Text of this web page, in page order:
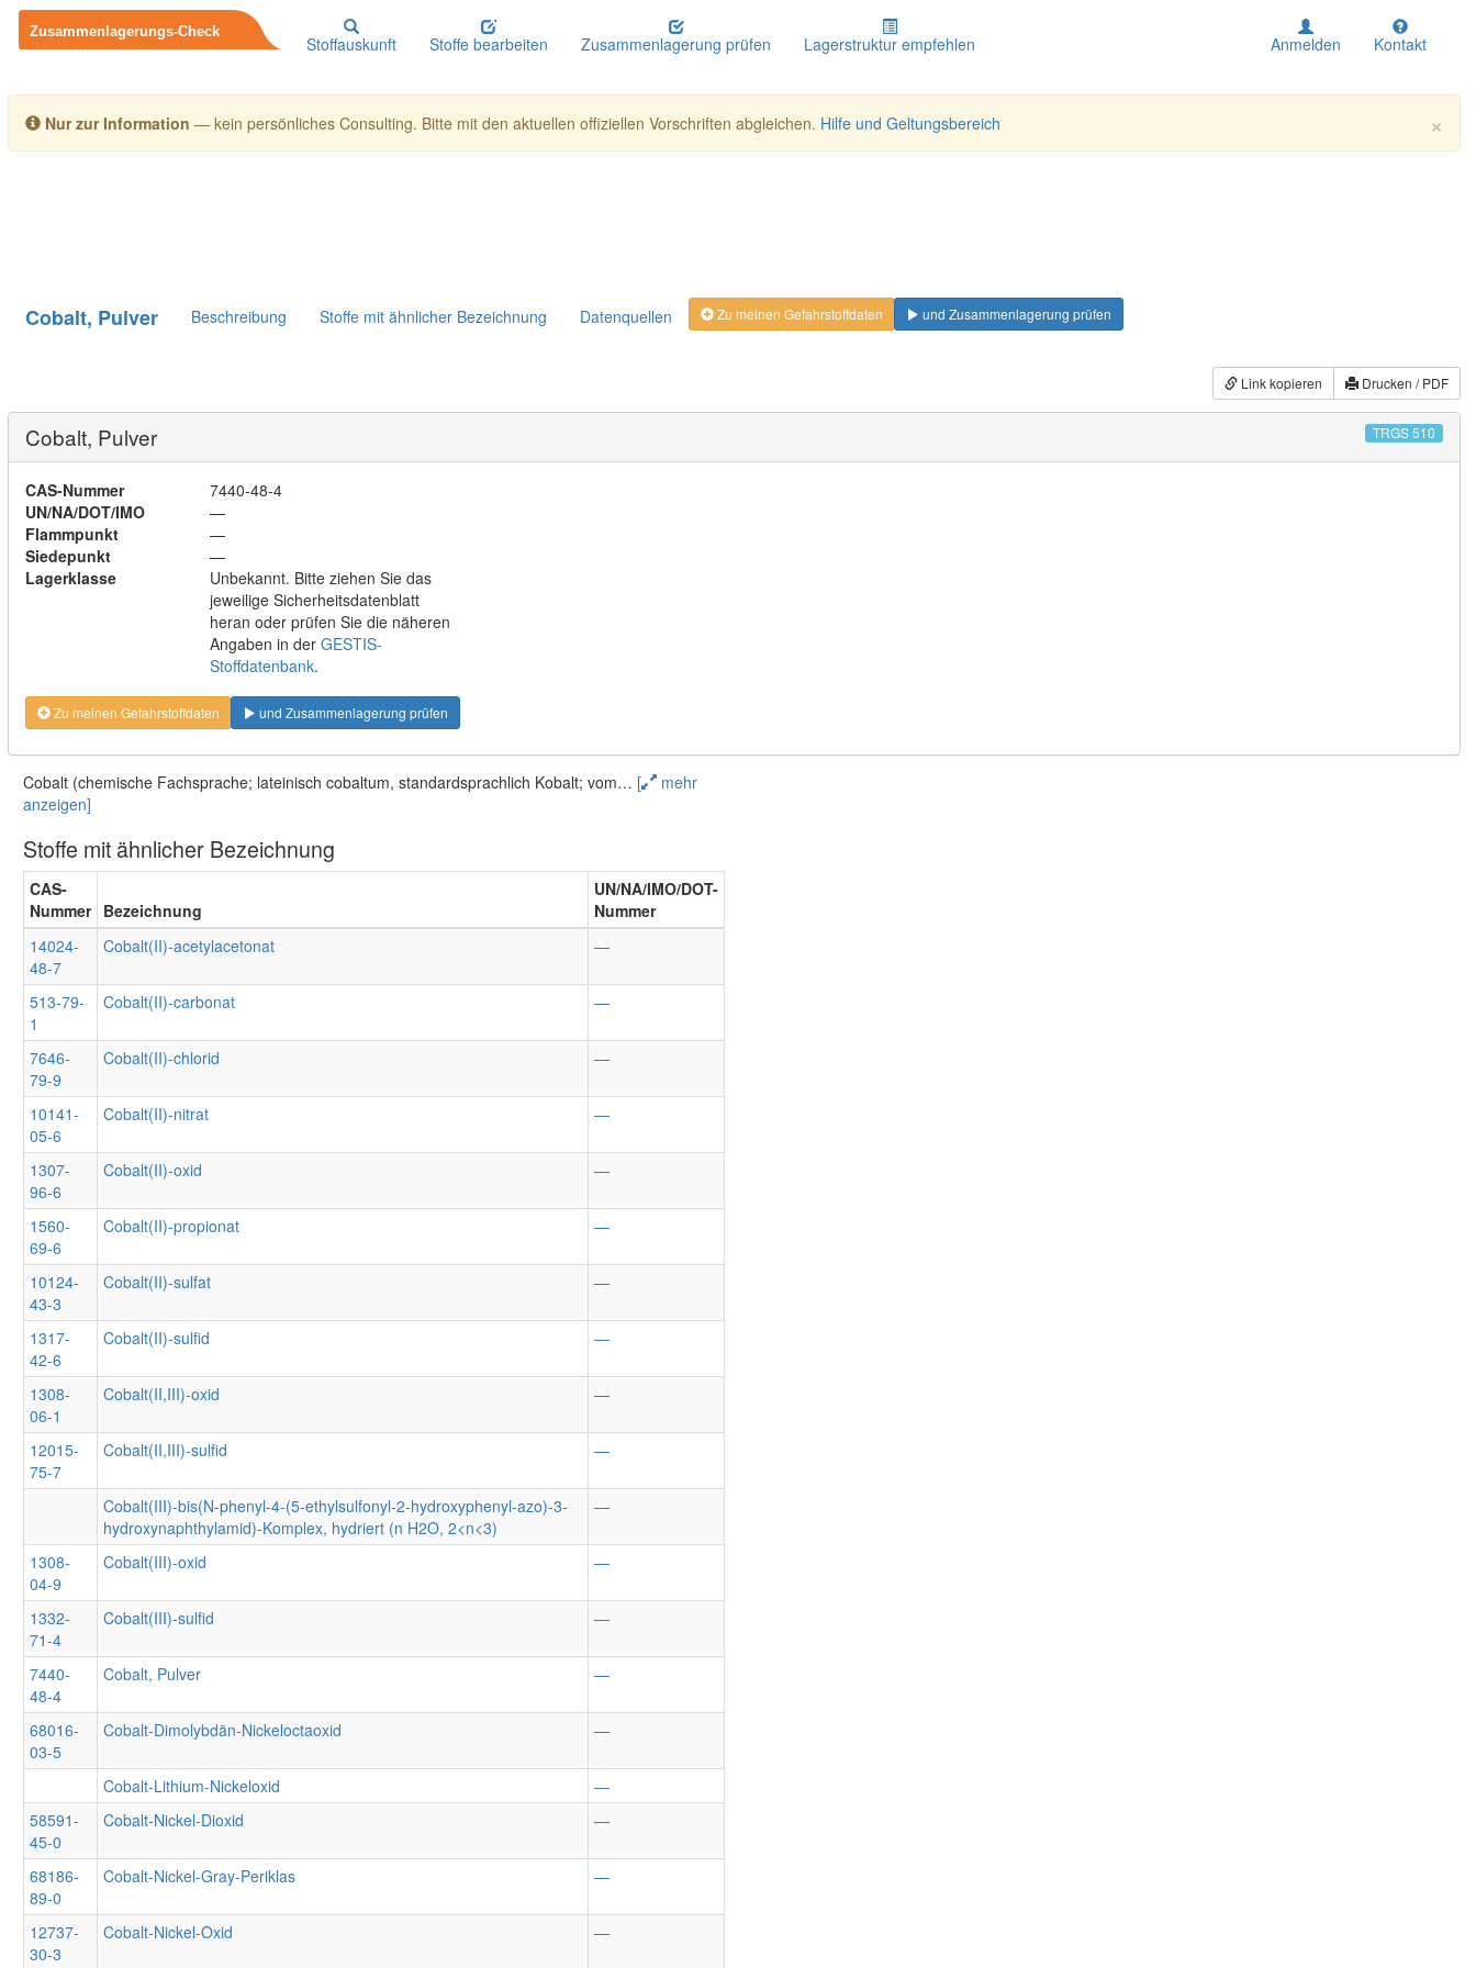
Stoffauskunft Stoffe bearbeiten Zusammenlagerung prüfen Lagerstruktur empfehlen Anmelden Kontakt
×
Nur zur Information — kein persönliches Consulting. Bitte mit den aktuellen offiziellen Vorschriften abgleichen. Hilfe und Geltungsbereich
Cobalt, Pulver Beschreibung Stoffe mit ähnlicher Bezeichnung Datenquellen Zu meinen Gefahrstoffdaten und Zusammenlagerung prüfen
Link kopieren Drucken / PDF
Cobalt, Pulver TRGS 510
CAS-Nummer
7440-48-4
UN/NA/DOT/IMO
—
Flammpunkt
—
Siedepunkt
—
Lagerklasse
Unbekannt. Bitte ziehen Sie das
jeweilige Sicherheitsdatenblatt
heran oder prüfen Sie die näheren
Angaben in der GESTIS-
Stoffdatenbank.
Zu meinen Gefahrstoffdaten und Zusammenlagerung prüfen
Cobalt (chemische Fachsprache; lateinisch cobaltum, standardsprachlich Kobalt; vom… [
mehr
anzeigen]
Stoffe mit ähnlicher Bezeichnung
CAS-
Nummer Bezeichnung
UN/NA/IMO/DOT-
Nummer
14024-
48-7
Cobalt(II)-acetylacetonat —
513-79-
1
Cobalt(II)-carbonat —
7646-
79-9
Cobalt(II)-chlorid —
10141-
05-6
Cobalt(II)-nitrat —
1307-
96-6
Cobalt(II)-oxid —
1560-
69-6
Cobalt(II)-propionat —
10124-
43-3
Cobalt(II)-sulfat —
1317-
42-6
Cobalt(II)-sulfid —
1308-
06-1
Cobalt(II,III)-oxid —
12015-
75-7
Cobalt(II,III)-sulfid —
Cobalt(III)-bis(N-phenyl-4-(5-ethylsulfonyl-2-hydroxyphenyl-azo)-3-
hydroxynaphthylamid)-Komplex, hydriert (n H2O, 2<n<3)
—
1308-
04-9
Cobalt(III)-oxid —
1332-
71-4
Cobalt(III)-sulfid —
7440-
48-4
Cobalt, Pulver —
68016-
03-5
Cobalt-Dimolybdän-Nickeloctaoxid —
Cobalt-Lithium-Nickeloxid
—
58591-
45-0
Cobalt-Nickel-Dioxid —
68186-
89-0
Cobalt-Nickel-Gray-Periklas —
12737-
30-3
Cobalt-Nickel-Oxid —